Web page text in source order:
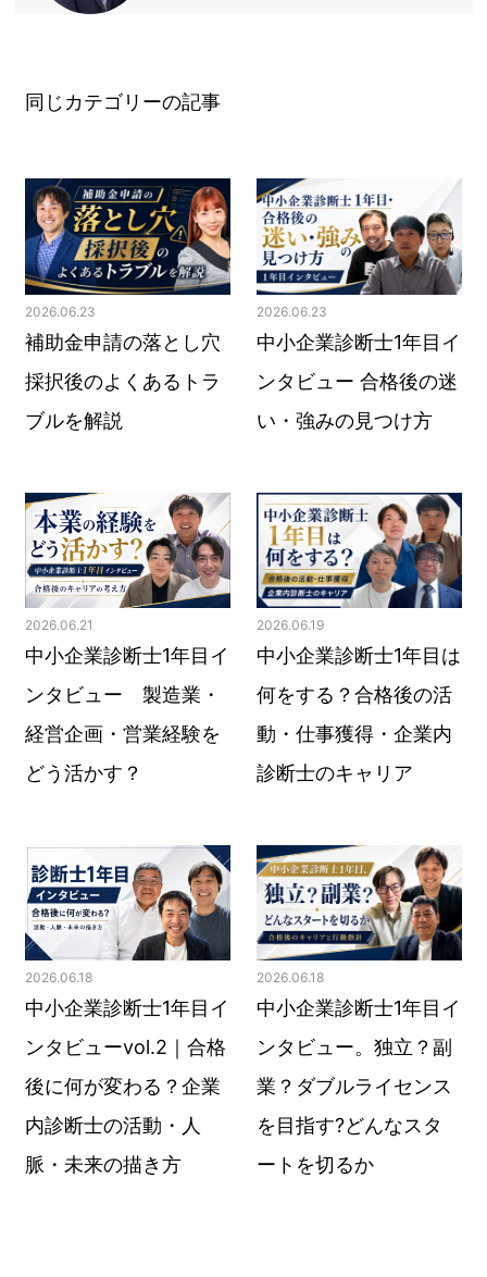
同じカテゴリーの記事
2026.06.23
補助金申請の落とし穴
採択後のよくあるトラ
ブルを解説
2026.06.23
中小企業診断士1年目イ
ンタビュー 合格後の迷
い・強みの見つけ方
2026.06.21
中小企業診断士1年目イ
ンタビュー 製造業・
経営企画・営業経験を
どう活かす？
2026.06.19
中小企業診断士1年目は
何をする？合格後の活
動・仕事獲得・企業内
診断士のキャリア
2026.06.18
中小企業診断士1年目イ
ンタビューvol.2｜合格
後に何が変わる？企業
内診断士の活動・人
脈・未来の描き方
2026.06.18
中小企業診断士1年目イ
ンタビュー。独立？副
業？ダブルライセンス
を目指す?どんなスタ
ートを切るか